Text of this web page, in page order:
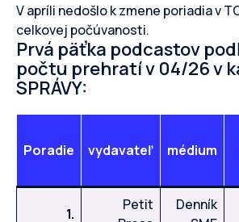
V apríli nedošlo k zmene poriadia v
celkovej počúvanosti.
Prvá päťka podcastov
počtu prehratí v 04/26 v
SPRÁVY:
Poradie vydavateľ médium
1.
Petit
Denník